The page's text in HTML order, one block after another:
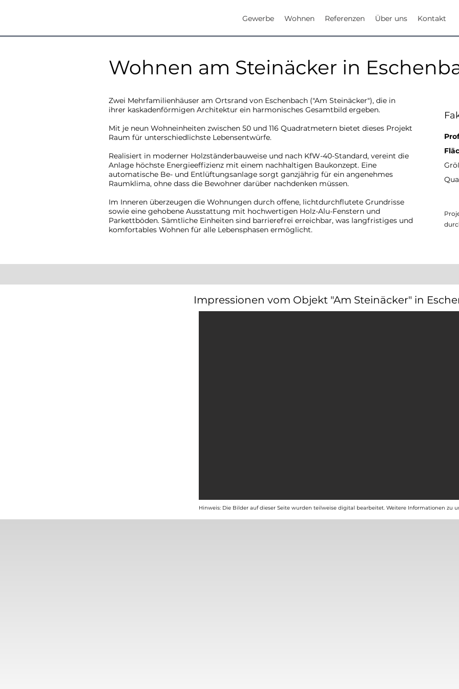
Gewerbe Wohnen Referenzen Über uns Kontakt
Wohnen am Steinäcker in
Zwei Mehrfamilienhäuser am Ortsrand von Eschenbach ("Am Steinäcker"), die in
ihrer kaskadenförmigen Architektur ein harmonisches Gesamtbild ergeben.
Mit je neun Wohneinheiten zwischen 50 und 116 Quadratmetern bietet dieses Projekt
Raum für unterschiedlichste Lebensentwürfe.
Realisiert in moderner Holzständerbauweise und nach KfW-40-Standard, vereint die
Anlage höchste Energieeffizienz mit einem nachhaltigen Baukonzept. Eine
automatische Be- und Entlüftungsanlage sorgt ganzjährig für ein angenehmes
Raumklima, ohne dass die Bewohner darüber nachdenken müssen.
Im Inneren überzeugen die Wohnungen durch offene, lichtdurchflutete Grundrisse
sowie eine gehobene Ausstattung mit hochwertigen Holz-Alu-Fenstern und
Parkettböden. Sämtliche Einheiten sind barrierefrei erreichbar, was langfristiges und
komfortables Wohnen für alle Lebensphasen ermöglicht.
Impressionen vom Objekt "Am Steinäcker" in
Hinweis: Die Bilder auf dieser Seite wurden teilweise digital bearbeitet. Weitere Informationen zu